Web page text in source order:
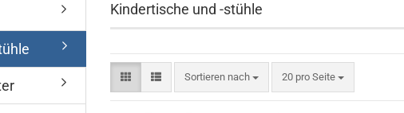
Kindertische und -stühle
Sortieren nach
Sortieren nach 20 pro Seite
pro Seite